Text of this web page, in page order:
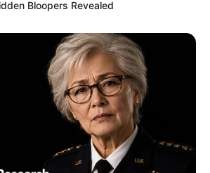
S-1 Manajemen (nonaktif)
Bloopers Revealed